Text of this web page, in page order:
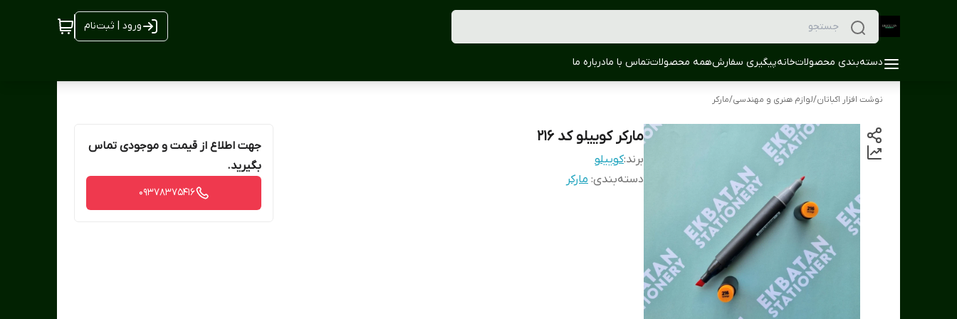
ورود | ثبت‌نام
دسته‌بندی محصولاتخانهپیگیری سفارشهمه محصولاتتماس با مادرباره ما
نوشت افزار اکباتان/لوازم هنری و مهندسی/مارکر
مارکر کوییلو کد 216
برند:کوییلو
دسته‌بندی: مارکر
جهت اطلاع از قیمت و موجودی تماس
بگیرید.
09378375416